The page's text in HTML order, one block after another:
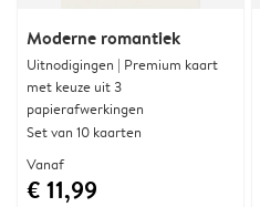
Moderne romantiek
Uitnodigingen | Premium kaart
met keuze uit 3
papierafwerkingen
Set van 10 kaarten
Vanaf
€ 11,99